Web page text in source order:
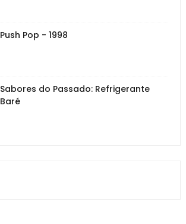
Push Pop - 1998
Sabores do Passado: Refrigerante
Baré